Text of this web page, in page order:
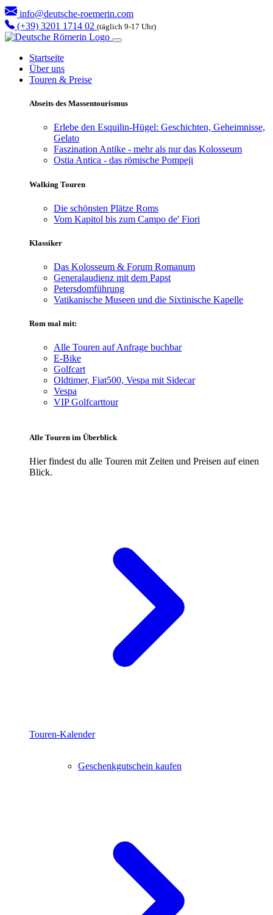
info@deutsche-roemerin.com
(+39) 3201 1714 02 (täglich 9-17 Uhr)
Startseite
Über uns
Touren & Preise
Abseits des Massentourismus
Erlebe den Esquilin-Hügel: Geschichten, Geheimnisse,
Gelato
Faszination Antike - mehr als nur das Kolosseum
Ostia Antica - das römische Pompeji
Walking Touren
Die schönsten Plätze Roms
Vom Kapitol bis zum Campo de' Fiori
Klassiker
Das Kolosseum & Forum Romanum
Generalaudienz mit dem Papst
Petersdomführung
Vatikanische Museen und die Sixtinische Kapelle
Rom mal mit:
Alle Touren auf Anfrage buchbar
E-Bike
Golfcart
Oldtimer, Fiat500, Vespa mit Sidecar
Vespa
VIP Golfcarttour
Alle Touren im Überblick
Hier findest du alle Touren mit Zeiten und Preisen auf einen
Blick.
Touren-Kalender
Geschenkgutschein kaufen